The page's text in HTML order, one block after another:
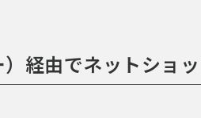
経由でネットショ